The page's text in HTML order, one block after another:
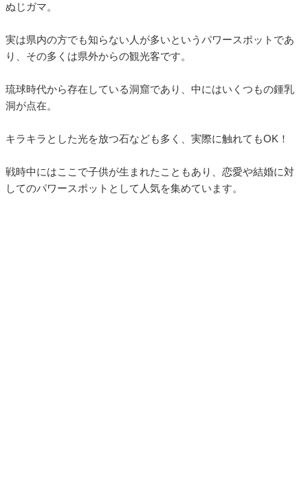
ぬじガマ。
実は県内の方でも知らない人が多いというパワースポットであ
り、その多くは県外からの観光客です。
琉球時代から存在している洞窟であり、中にはいくつもの鍾乳
洞が点在。
キラキラとした光を放つ石なども多く、実際に触れてもOK！
戦時中にはここで子供が生まれたこともあり、恋愛や結婚に対
してのパワースポットとして人気を集めています。